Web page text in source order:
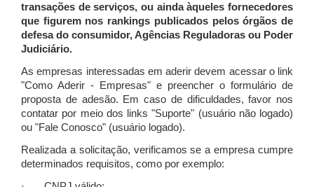
transações de serviços, ou ainda àqueles fornecedores
que figurem nos rankings publicados pelos órgãos de
defesa do consumidor, Agências Reguladoras ou Poder
Judiciário.
As empresas interessadas em aderir devem acessar o link
"Como Aderir - Empresas" e preencher o formulário de
proposta de adesão. Em caso de dificuldades, favor nos
contatar por meio dos links "Suporte" (usuário não logado)
ou "Fale Conosco" (usuário logado).
Realizada a solicitação, verificamos se a empresa cumpre
determinados requisitos, como por exemplo: